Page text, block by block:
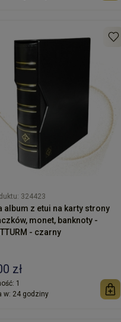
324423
z etui na karty strony
monet, banknoty -
- czarny
zł
1
w: 24 godziny